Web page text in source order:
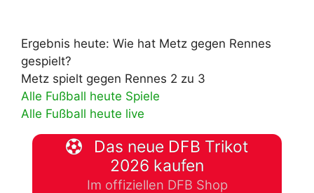
Ergebnis heute: Wie hat Metz gegen Rennes
gespielt?
Metz spielt gegen Rennes 2 zu 3
Alle Fußball heute Spiele
Alle Fußball heute live
Das neue DFB Trikot
2026 kaufen
Im offiziellen DFB Shop